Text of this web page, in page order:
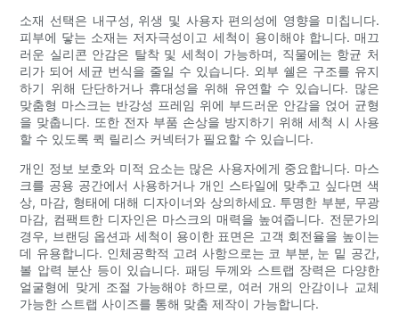
소재 선택은 내구성, 위생 및 사용자 편의성에 영향을 미칩니다.
피부에 닿는 소재는 저자극성이고 세척이 용이해야 합니다. 매끄
러운 실리콘 안감은 탈착 및 세척이 가능하며, 직물에는 항균 처
리가 되어 세균 번식을 줄일 수 있습니다. 외부 쉘은 구조를 유지
하기 위해 단단하거나 휴대성을 위해 유연할 수 있습니다. 많은
맞춤형 마스크는 반강성 프레임 위에 부드러운 안감을 얹어 균형
을 맞춥니다. 또한 전자 부품 손상을 방지하기 위해 세척 시 사용
할 수 있도록 퀵 릴리스 커넥터가 필요할 수 있습니다.
개인 정보 보호와 미적 요소는 많은 사용자에게 중요합니다. 마스
크를 공용 공간에서 사용하거나 개인 스타일에 맞추고 싶다면 색
상, 마감, 형태에 대해 디자이너와 상의하세요. 투명한 부분, 무광
마감, 컴팩트한 디자인은 마스크의 매력을 높여줍니다. 전문가의
경우, 브랜딩 옵션과 세척이 용이한 표면은 고객 회전율을 높이는
데 유용합니다. 인체공학적 고려 사항으로는 코 부분, 눈 밑 공간,
볼 압력 분산 등이 있습니다. 패딩 두께와 스트랩 장력은 다양한
얼굴형에 맞게 조절 가능해야 하므로, 여러 개의 안감이나 교체
가능한 스트랩 사이즈를 통해 맞춤 제작이 가능합니다.